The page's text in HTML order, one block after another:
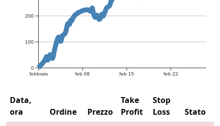
febbraio feb 08 feb 15 feb 22
0
100
200
Data,
ora
Ordine Prezzo
Take
Profit
Stop
Loss
Stato